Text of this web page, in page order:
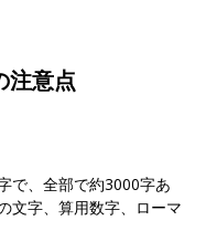
注意点
で、全部で約3000字あ
文字、算用数字、ローマ